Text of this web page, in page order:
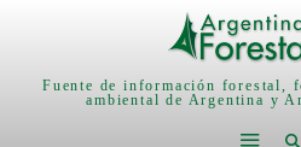
Fuente de información forestal,
ambiental de Argentina y